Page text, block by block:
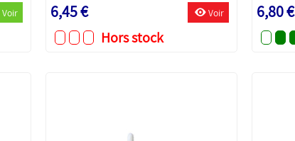
Voir 6,45 € Voir
Hors stock
6,80 €